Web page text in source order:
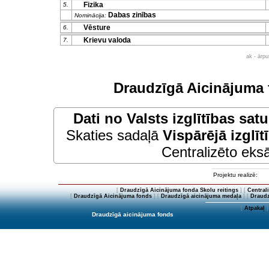
5. Fizika
Nominācija: Dabas zinības
6. Vēsture
7. Krievu valoda
ak -
Draudzīgā
Dati no Valsts izglītības
Skaties sadaļā Vispārējā
Centralizēto
Projektu realizē:
[ Draudzīgā Aicinājuma fonda Skolu reitings] [
[Draudzīgā Aicinājuma fonds] [Draudzīgā aicinājuma medaļa] [
[Atpakaļ]
Draudzīgā aicinājuma fonds